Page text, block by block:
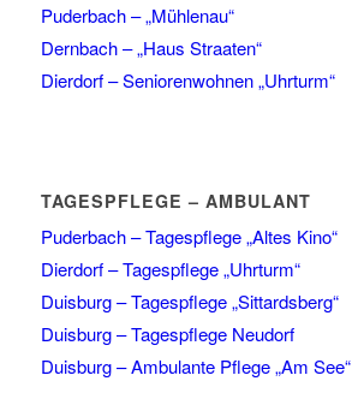
Puderbach – „Mühlenau“
Dernbach – „Haus Straaten“
Dierdorf – Seniorenwohnen „Uhrturm“
TAGESPFLEGE – AMBULANT
Puderbach – Tagespflege „Altes Kino“
Dierdorf – Tagespflege „Uhrturm“
Duisburg – Tagespflege „Sittardsberg“
Duisburg – Tagespflege Neudorf
Duisburg – Ambulante Pflege „Am See“